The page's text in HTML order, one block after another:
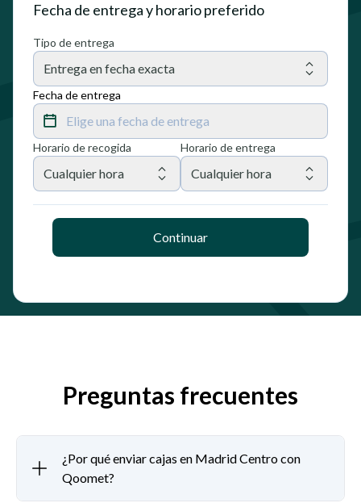
Fecha de entrega y horario preferido
Tipo de entrega
Entrega en fecha exacta
Fecha de entrega
Elige una fecha de entrega
Horario de recogida
Cualquier hora
Horario de entrega
Cualquier hora
Continuar
Preguntas frecuentes
¿Por qué enviar cajas en Madrid Centro con
Qoomet?